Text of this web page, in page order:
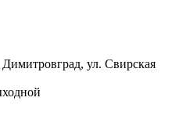
ул. Свирская